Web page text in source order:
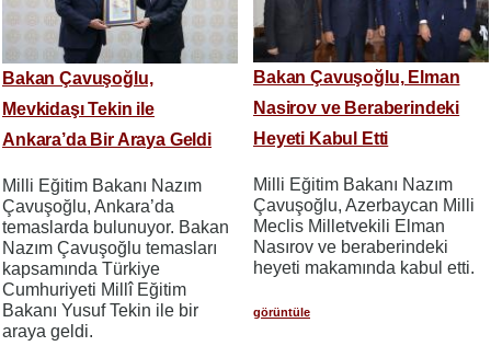
Bakan Çavuşoğlu,
Mevkidaşı Tekin ile
Ankara’da Bir Araya Geldi
Milli Eğitim Bakanı Nazım
Çavuşoğlu, Ankara’da
temaslarda bulunuyor. Bakan
Nazım Çavuşoğlu temasları
kapsamında Türkiye
Cumhuriyeti Millî Eğitim
Bakanı Yusuf Tekin ile bir
araya geldi.
Bakan Çavuşoğlu, Elman
Nasirov ve Beraberindeki
Heyeti Kabul Etti
Milli Eğitim Bakanı Nazım
Çavuşoğlu, Azerbaycan Milli
Meclis Milletvekili Elman
Nasırov ve beraberindeki
heyeti makamında kabul etti.
görüntüle